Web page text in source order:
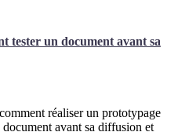
tester un document avant sa
réaliser un prototypage
avant sa diffusion et